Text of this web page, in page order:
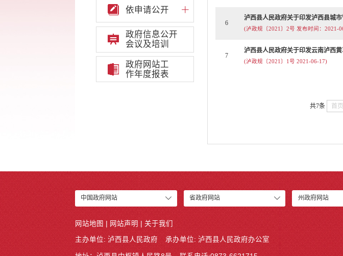
依申请公开
政府信息公开
会议及培训
政府网站工
作年度报表
6
泸西县人民政府关于印发泸西县城
(泸政规〔2021〕2号 发布时间：2021-
7
泸西县人民政府关于印发云南泸西
(泸政规〔2021〕1号 2021-06-17)
共7条 首页
中国政府网站 省政府网站 州政府网站
网站地图 网站声明 关于我们
主办单位: 泸西县人民政府 承办单位: 泸西县人民政府办公室